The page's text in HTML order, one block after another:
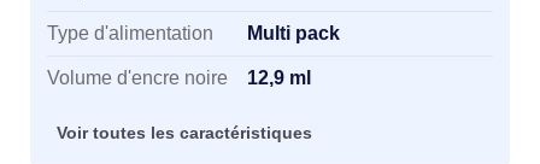
Type d'alimentation Multi pack
Volume d'encre noire 12,9 ml
Voir toutes les caractéristiques